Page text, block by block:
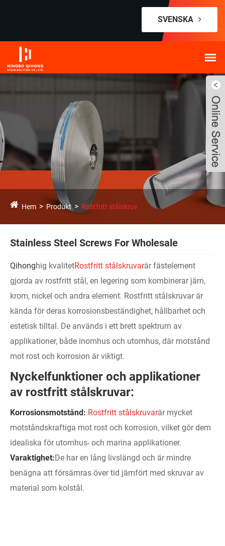
SVENSKA
Hem Produkt Rostfritt stålskruv
Stainless Steel Screws For Wholesale
Qihonghig kvalitetRostfritt stålskruvarär fästelement
gjorda av rostfritt stål, en legering som kombinerar järn,
krom, nickel och andra element. Rostfritt stålskruvar är
kända för deras korrosionsbeständighet, hållbarhet och
estetisk tilltal. De används i ett brett spektrum av
applikationer, både inomhus och utomhus, där motstånd
mot rost och korrosion är viktigt.
Nyckelfunktioner och applikationer
av rostfritt stålskruvar:
Korrosionsmotstånd: Rostfritt stålskruvarär mycket
motståndskraftiga mot rost och korrosion, vilket gör dem
idealiska för utomhus- och marina applikationer.
Varaktighet:De har en lång livslängd och är mindre
benägna att försämras över tid jämfört med skruvar av
material som kolstål.